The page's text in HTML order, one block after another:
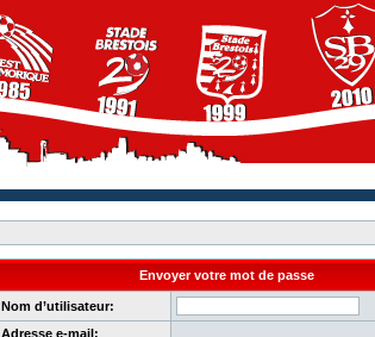
Envoyer votre mot de passe
Nom d’utilisateur:
Adresse e-mail: